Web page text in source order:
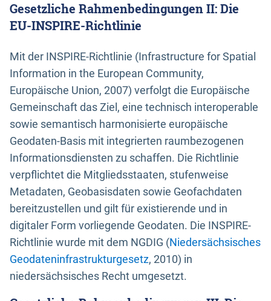
Gesetzliche Rahmenbedingungen II: Die
EU-INSPIRE-Richtlinie
Mit der INSPIRE-Richtlinie (Infrastructure for Spatial
Information in the European Community,
Europäische Union, 2007) verfolgt die Europäische
Gemeinschaft das Ziel, eine technisch interoperable
sowie semantisch harmonisierte europäische
Geodaten-Basis mit integrierten raumbezogenen
Informationsdiensten zu schaffen. Die Richtlinie
verpflichtet die Mitgliedsstaaten, stufenweise
Metadaten, Geobasisdaten sowie Geofachdaten
bereitzustellen und gilt für existierende und in
digitaler Form vorliegende Geodaten. Die INSPIRE-
Richtlinie wurde mit dem NGDIG (Niedersächsisches
Geodateninfrastrukturgesetz, 2010) in
niedersächsisches Recht umgesetzt.